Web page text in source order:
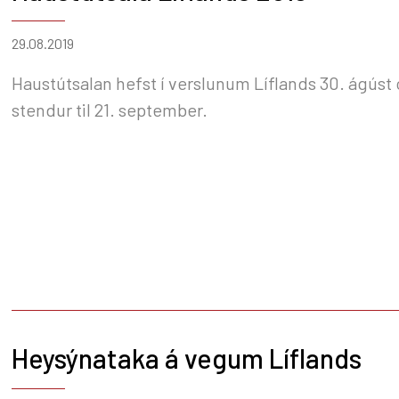
29.08.2019
Haustútsalan hefst í verslunum Líflands 30. ágúst
stendur til 21. september.
Heysýnataka á vegum Líflands